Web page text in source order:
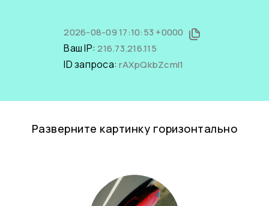
2026-08-09 17:10:53 +0000
Ваш IP:216.73.216.115
ID запроса:rAXpQkbZcmI1
Разверните картинку горизонтально